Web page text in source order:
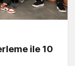
ile 10